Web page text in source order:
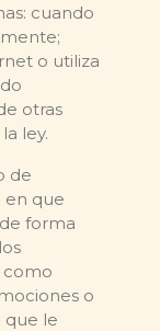
cuando
o utiliza
otras
ley.
de
en que
forma
como
o
que le